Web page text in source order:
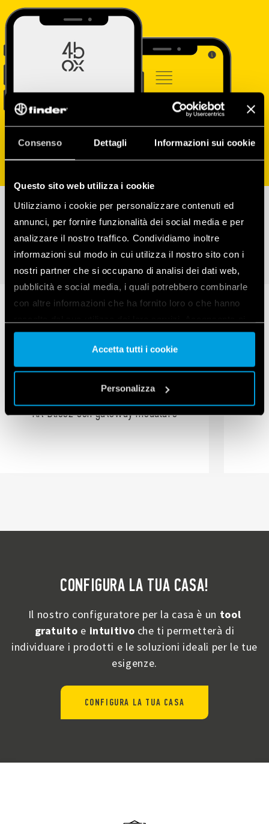
Consenso Dettagli Informazioni sui cookie
Questo sito web utilizza i cookie
Utilizziamo i cookie per personalizzare contenuti ed
annunci, per fornire funzionalità dei social media e per
analizzare il nostro traffico. Condividiamo inoltre
informazioni sul modo in cui utilizza il nostro sito con i
nostri partner che si occupano di analisi dei dati web,
pubblicità e social media, i quali potrebbero combinarle
con altre informazioni che ha fornito loro o che hanno
nostri cookie se continua ad utilizzare il nostro sito web.
Vai alla Cookie Policy completa
Accetta tutti i cookie
Personalizza
INSTALLA ANCHE
Kit Bliss2 con gateway modulare
CONFIGURA LA TUA CASA!
Il nostro configuratore per la casa è un tool
gratuito e intuitivo che ti permetterà di
individuare i prodotti e le soluzioni ideali per le tue
esigenze.
CONFIGURA LA TUA CASA